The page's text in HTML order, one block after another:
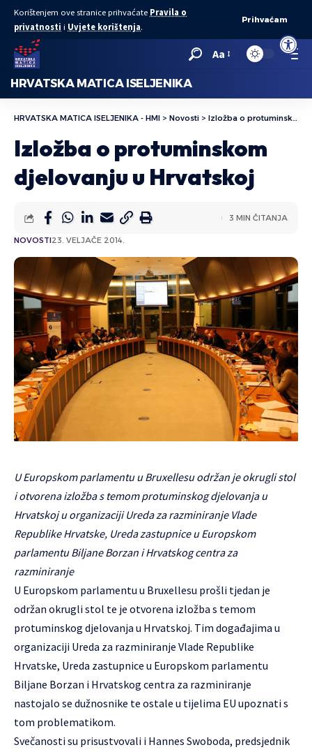
Open
Korištenjem ove stranice prihvaćate Pravila o
privatnosti i Uvjete korištenja.
Prihvaćam
Aa
HRVATSKA MATICA ISELJENIKA
HRVATSKA MATICA ISELJENIKA - HMI > Novosti > Izložba o protuminskom djelovanju u Hrvatskoj
Izložba o protuminskom
djelovanju u Hrvatskoj
NOVOSTI23. VELJAČE 2014.
3 MIN ČITANJA
U Europskom parlamentu u Bruxellesu održan je okrugli stol
i otvorena izložba s temom protuminskog djelovanja u
Hrvatskoj u organizaciji Ureda za razminiranje Vlade
Republike Hrvatske, Ureda zastupnice u Europskom
parlamentu Biljane Borzan i Hrvatskog centra za
razminiranje
U Europskom parlamentu u Bruxellesu prošli tjedan je
održan okrugli stol te je otvorena izložba s temom
protuminskog djelovanja u Hrvatskoj. Tim događajima u
organizaciji Ureda za razminiranje Vlade Republike
Hrvatske, Ureda zastupnice u Europskom parlamentu
Biljane Borzan i Hrvatskog centra za razminiranje
nastojalo se dužnosnike te ostale u tijelima EU upoznati s
tom problematikom.
Svečanosti su prisustvovali i Hannes Swoboda, predsjednik